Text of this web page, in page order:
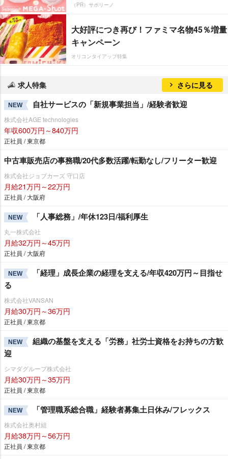
（PR）サボリーノ
大好評につき再び！ファミマ名物45％増量
キャンペーン
オリコンタイアップ特集
求人特集 さらに見る
NEW 自社サービスの「新規事業担当」/経験者歓迎
株式会社AGE technologies
年収600万円～840万円
正社員 / 東京都
中古車販売店の事務職/20代多数活躍/転勤なし/フリーター歓迎
株式会社ジョブカーズ 守口店
月給21万円～22万円
正社員 / 大阪府
NEW 「人事総務」/年休123日/福利厚生
丸一株式会社
月給32万円～45万円
正社員 / 大阪府
NEW
「経理」成長企業の経理を支える/年収420万円～目指せ
る
株式会社VANSAN
月給30万円～36万円
正社員 / 東京都
NEW
組織の基盤を支える「労務」社労士資格をお持ちの方歓
迎
シマダグループ株式会社
月給30万円～35万円
正社員 / 東京都
NEW 「管理職系総合職」経験者募集土日休み/フレックス
株式会社奥村組
月給38万円～56万円
正社員 / 東京都